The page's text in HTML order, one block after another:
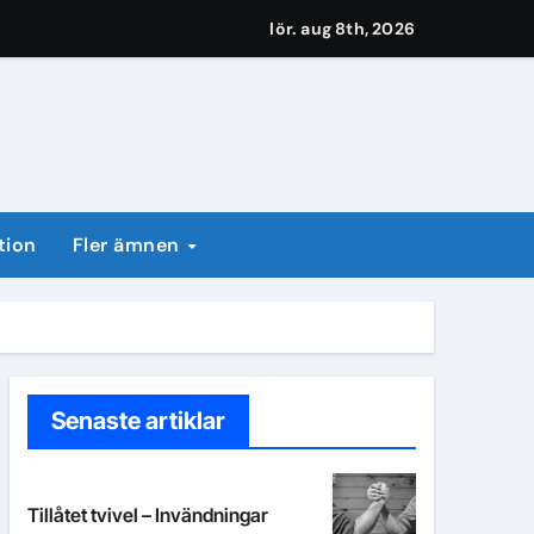
lör. aug 8th, 2026
Fler ämnen
Senaste artiklar
Tillåtet tvivel – Invändningar